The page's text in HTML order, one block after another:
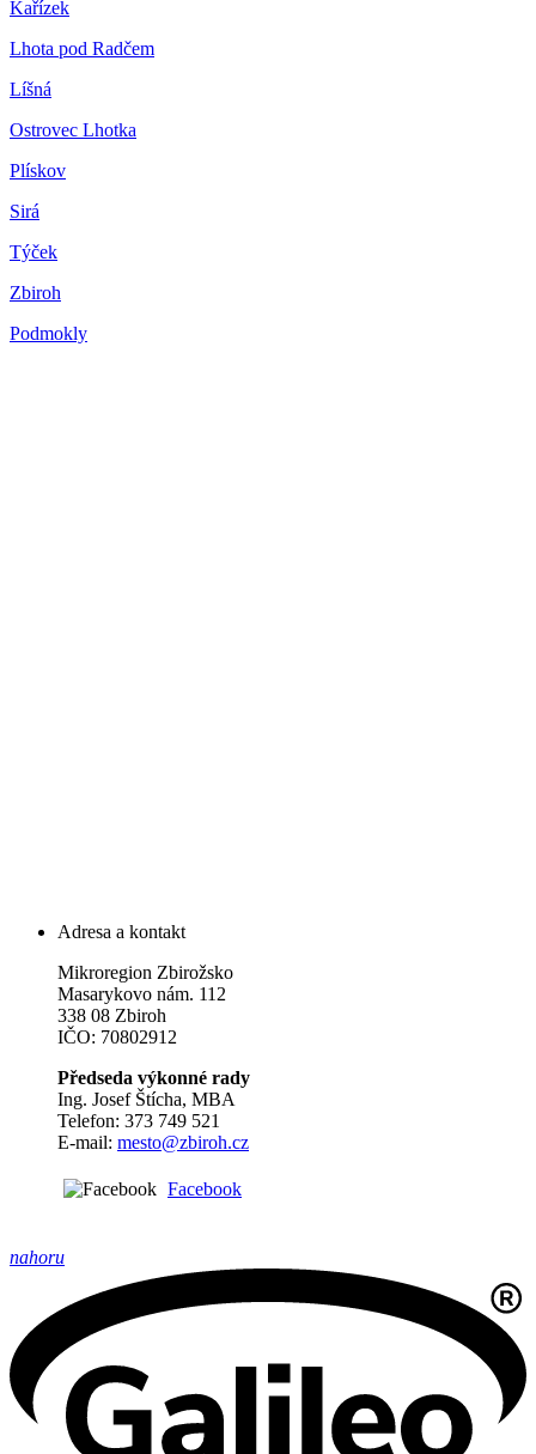
Kařízek
Lhota pod Radčem
Líšná
Ostrovec Lhotka
Plískov
Sirá
Týček
Zbiroh
Podmokly
Adresa a kontakt
Mikroregion Zbirožsko
Masarykovo nám. 112
338 08 Zbiroh
IČO: 70802912
Předseda výkonné rady
Ing. Josef Štícha, MBA
Telefon: 373 749 521
E-mail: mesto@zbiroh.cz
Facebook
nahoru